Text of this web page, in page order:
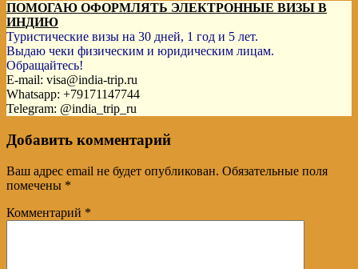
ПОМОГАЮ ОФОРМЛЯТЬ ЭЛЕКТРОННЫЕ ВИЗЫ В
ИНДИЮ
Туристические визы на 30 дней, 1 год и 5 лет.
Выдаю чеки физическим и юридическим лицам.
Обращайтесь!
E-mail: visa@india-trip.ru
Whatsapp: +79171147744
Telegram: @india_trip_ru
Добавить комментарий
Ваш адрес email не будет опубликован. Обязательные поля
помечены *
Комментарий *